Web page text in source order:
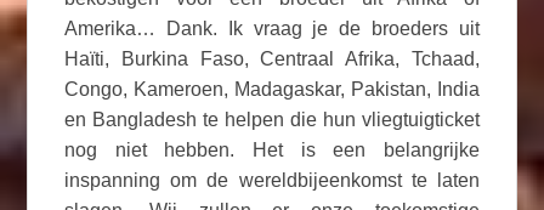
Amerika… Dank. Ik vraag je de broeders uit
Haïti, Burkina Faso, Centraal Afrika, Tchaad,
Congo, Kameroen, Madagaskar, Pakistan, India
en Bangladesh te helpen die hun vliegtuigticket
nog niet hebben. Het is een belangrijke
inspanning om de wereldbijeenkomst te laten